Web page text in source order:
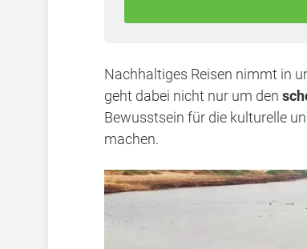
this
Nachhaltiges Reisen nimmt in
geht dabei nicht nur um den
Bewusstsein für die kulturelle
machen.